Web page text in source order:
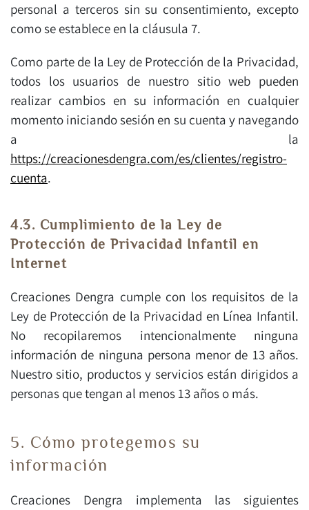
personal a terceros sin su consentimiento, excepto
como se establece en la cláusula 7.
Como parte de la Ley de Protección de la Privacidad,
todos los usuarios de nuestro sitio web pueden
realizar cambios en su información en cualquier
momento iniciando sesión en su cuenta y navegando
a la
https://creacionesdengra.com/es/clientes/registro-
cuenta.
4.3. Cumplimiento de la Ley de
Protección de Privacidad Infantil en
Internet
Creaciones Dengra cumple con los requisitos de la
Ley de Protección de la Privacidad en Línea Infantil.
No recopilaremos intencionalmente ninguna
información de ninguna persona menor de 13 años.
Nuestro sitio, productos y servicios están dirigidos a
personas que tengan al menos 13 años o más.
5. Cómo protegemos su
información
Creaciones Dengra implementa las siguientes